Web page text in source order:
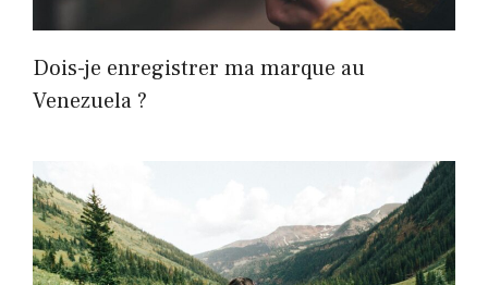
Dois-je enregistrer ma marque au
Venezuela ?